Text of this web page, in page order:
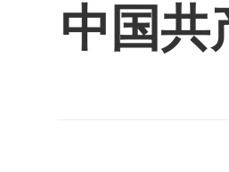
中国共